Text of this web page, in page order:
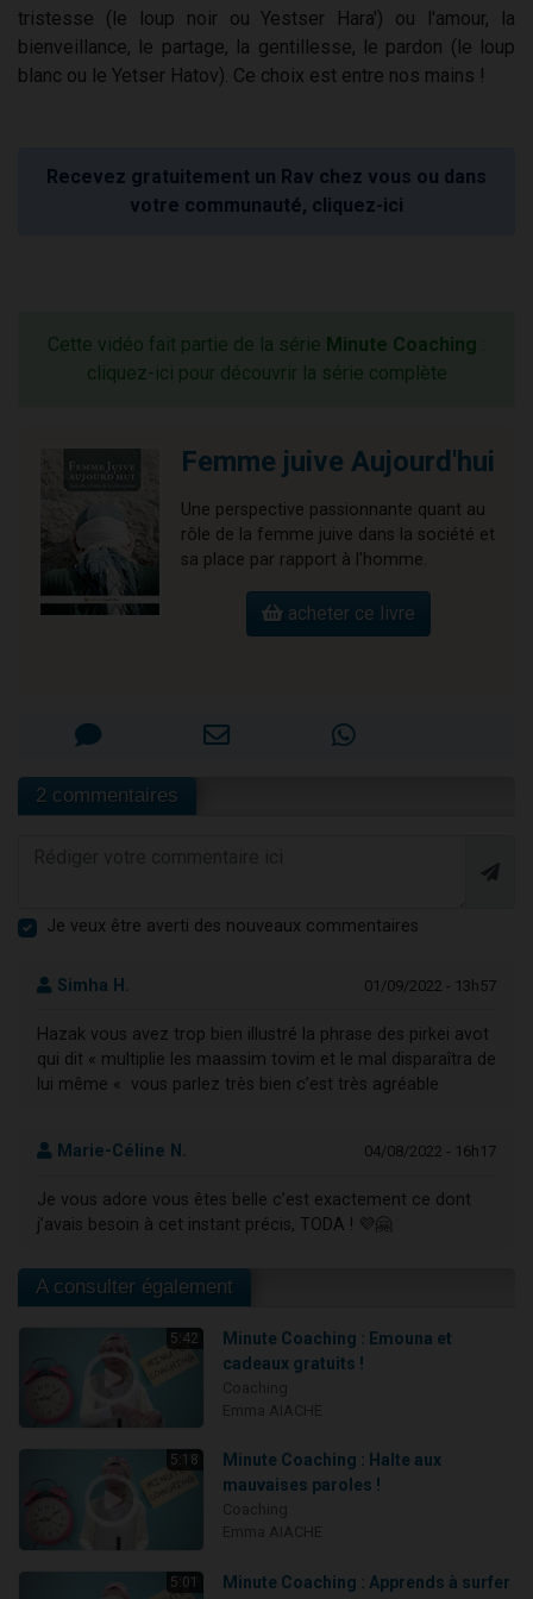
tristesse (le loup noir ou Yestser Hara') ou l'amour, la
bienveillance, le partage, la gentillesse, le pardon (le loup
blanc ou le Yetser Hatov). Ce choix est entre nos mains !
Recevez gratuitement un Rav chez vous ou dans
votre communauté, cliquez-ici
Cette vidéo fait partie de la série Minute Coaching :
cliquez-ici pour découvrir la série complète
Femme juive Aujourd'hui
Une perspective passionnante quant au
rôle de la femme juive dans la société et
sa place par rapport à l'homme.
acheter ce livre
2 commentaires
Je veux être averti des nouveaux commentaires
Simha H. 01/09/2022 - 13h57
Hazak vous avez trop bien illustré la phrase des pirkei avot
qui dit « multiplie les maassim tovim et le mal disparaîtra de
lui même « vous parlez très bien c’est très agréable
Marie-Céline N. 04/08/2022 - 16h17
Je vous adore vous êtes belle c’est exactement ce dont
j’avais besoin à cet instant précis, TODA ! 💜🤗
A consulter également
5:42
Minute Coaching : Emouna et
cadeaux gratuits !
5:18
Minute Coaching : Halte aux
mauvaises paroles !
5:01
Minute Coaching : Apprends à surfer